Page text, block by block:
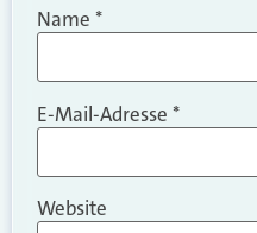
Name *
E-Mail-Adresse *
Website